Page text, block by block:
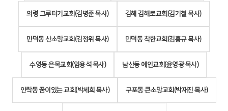
의령 그루터기교회(김병준 목사) 김해 김해로교회(김기철 목사)
만덕동 산소망교회(김정위 목사) 만덕동 착한교회(김홍규 목사)
수영동 은목교회(임용석 목사) 남산동 예인교회(윤영광 목사)
안락동 꿈이있는 교회(박세희 목사) 구포동 큰소망교회(박재진 목사)